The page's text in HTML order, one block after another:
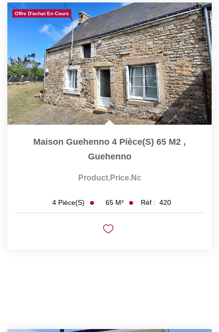
Offre D'achat En Cours
Maison Guehenno 4 Pièce(s) 65 M2 ,
Guehenno
Product.price.nc
4 Pièce(s) 65 M² Réf : 420